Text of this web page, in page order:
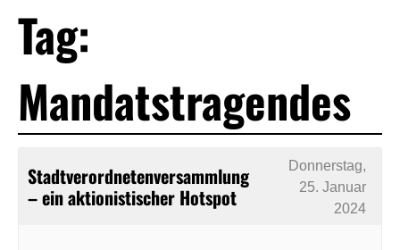
Tag:
Mandatstragendes
Stadtverordnetenversammlung
– ein aktionistischer Hotspot
Donnerstag,
25. Januar
2024